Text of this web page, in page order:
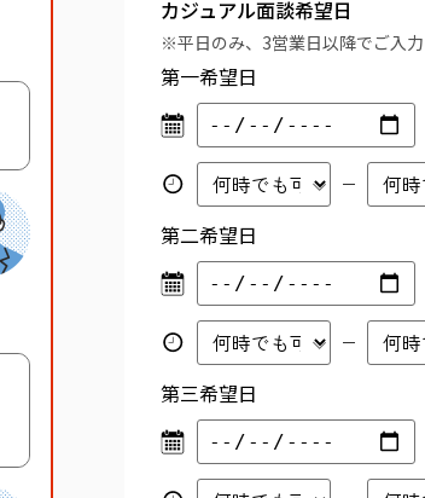
カジュアル面談希望日
※平日のみ、3営業日以降でご入力
第一希望日
第二希望日
第三希望日